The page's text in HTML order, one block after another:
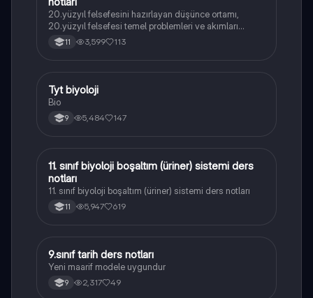
20.yüzyıl felsefesini hazırlayan düşünce ortamı,
20.yüzyıl felsefesi temel problemleri ve akımları
konularını içermektedir
11 3,599 113
Biyoloji
Tyt biyoloji
Bio
9 5,484 147
Biyoloji
11. sınıf biyoloji boşaltım (üriner) sistemi ders
notları
11. sınıf biyoloji boşaltım (üriner) sistemi ders notları
11 5,947 619
Tarih
9.sınıf tarih ders notları
Yeni maarif modele uygundur
9 2,317 49